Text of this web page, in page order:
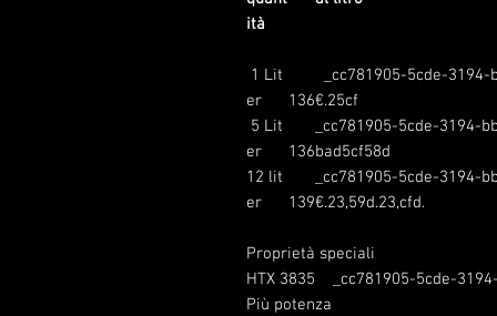
ità
1 Lit
er
_cc781905-5cde-3194-
136€.25cf
5 Lit
er
_cc781905-5cde-3194-
136bad5cf58d
12 lit
er
_cc781905-5cde-3194-
139€.23,59d.23,cfd.
Proprietà speciali
HTX 3835 _cc781905-5cde-
Più potenza